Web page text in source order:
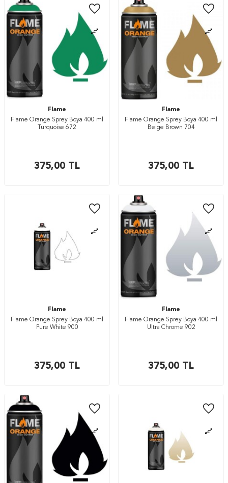
Flame
Flame Orange Sprey Boya 400 ml
Turquoise 672
375,00 TL
Flame
Flame Orange Sprey Boya 400 ml
Beige Brown 704
375,00 TL
Flame
Flame Orange Sprey Boya 400 ml
Pure White 900
375,00 TL
Flame
Flame Orange Sprey Boya 400 ml
Ultra Chrome 902
375,00 TL